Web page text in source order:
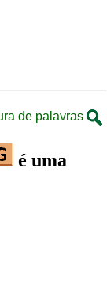
de palavras
é uma